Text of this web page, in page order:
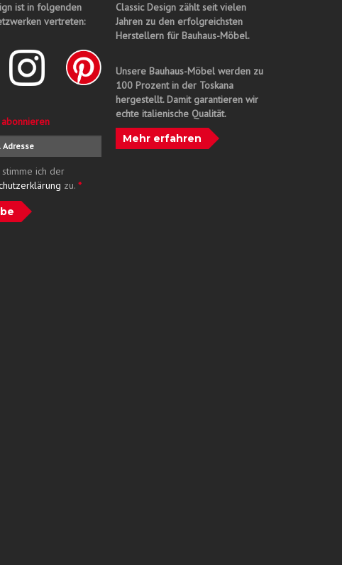
ist in folgenden
vertreten:
ich der
zu. *
Classic Design zählt seit vielen
Jahren zu den erfolgreichsten
Herstellern für Bauhaus-Möbel.
Unsere Bauhaus-Möbel werden zu
100 Prozent in der Toskana
hergestellt. Damit garantieren wir
echte italienische Qualität.
Mehr erfahren